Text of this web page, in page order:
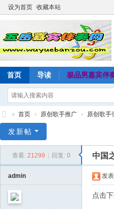
设为首页 收藏本站
首页 导读 极品男嘉宾伴
岳
» 首页 › 原创歌手推广 › 原创歌手
发新帖
查看: 21299 回复: 0 中国
admin 发
点击